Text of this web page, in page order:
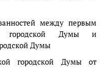
между первым
городской Думы и
Думы
городской Думы от